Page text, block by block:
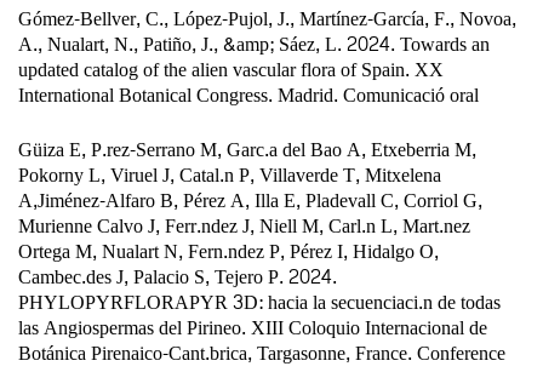
Gómez-Bellver, C., López-Pujol, J., Martínez-García, F., Novoa,
A., Nualart, N., Patiño, J., &amp; Sáez, L. 2024. Towards an
updated catalog of the alien vascular flora of Spain. XX
International Botanical Congress. Madrid. Comunicació oral
Güiza E, P.rez-Serrano M, Garc.a del Bao A, Etxeberria M,
Pokorny L, Viruel J, Catal.n P, Villaverde T, Mitxelena
A,Jiménez-Alfaro B, Pérez A, Illa E, Pladevall C, Corriol G,
Murienne Calvo J, Ferr.ndez J, Niell M, Carl.n L, Mart.nez
Ortega M, Nualart N, Fern.ndez P, Pérez I, Hidalgo O,
Cambec.des J, Palacio S, Tejero P. 2024.
PHYLOPYRFLORAPYR 3D: hacia la secuenciaci.n de todas
las Angiospermas del Pirineo. XIII Coloquio Internacional de
Botánica Pirenaico-Cant.brica, Targasonne, France. Conference